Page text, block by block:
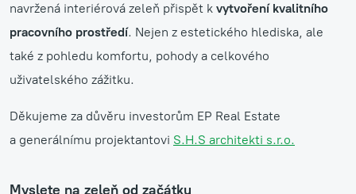
navržená interiérová zeleň přispět k vytvoření kvalitního
pracovního prostředí. Nejen z estetického hlediska, ale
také z pohledu komfortu, pohody a celkového
uživatelského zážitku.
Děkujeme za důvěru investorům EP Real Estate
a generálnímu projektantovi S.H.S architekti s.r.o.
Myslete na zeleň od začátku